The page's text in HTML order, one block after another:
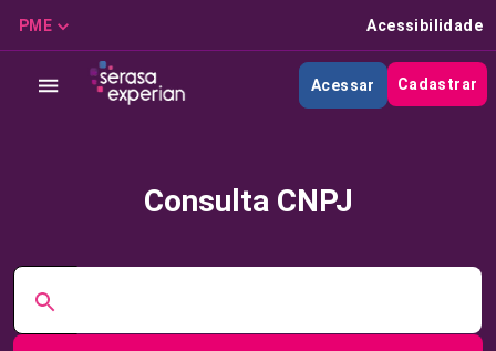
PME Acessibilidade
Acessar Cadastrar
Consulta CNPJ